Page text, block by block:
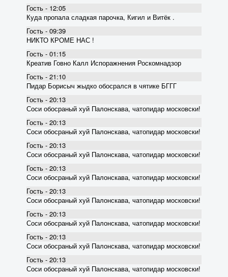
Гость - 12:05
Куда пропала сладкая парочка, Кигил и Витёк .
Гость - 09:39
НИКТО КРОМЕ НАС !
Гость - 01:15
Креатив Говно Калл Испоражнения Роскомнадзор
Гость - 21:10
Пидар Борисыч жыдко обосрался в чятике БГГГ
Гость - 20:13
Соси обосраный хуй Палонскава, чатопидар московски!
Гость - 20:13
Соси обосраный хуй Палонскава, чатопидар московски!
Гость - 20:13
Соси обосраный хуй Палонскава, чатопидар московски!
Гость - 20:13
Соси обосраный хуй Палонскава, чатопидар московски!
Гость - 20:13
Соси обосраный хуй Палонскава, чатопидар московски!
Гость - 20:13
Соси обосраный хуй Палонскава, чатопидар московски!
Гость - 20:13
Соси обосраный хуй Палонскава, чатопидар московски!
Гость - 20:13
Соси обосраный хуй Палонскава, чатопидар московски!